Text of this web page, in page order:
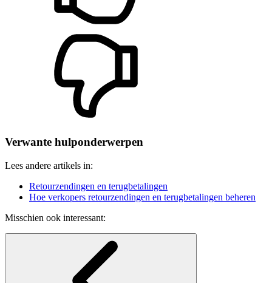
Verwante hulponderwerpen
Lees andere artikels in:
Retourzendingen en terugbetalingen
Hoe verkopers retourzendingen en terugbetalingen beheren
Misschien ook interessant: